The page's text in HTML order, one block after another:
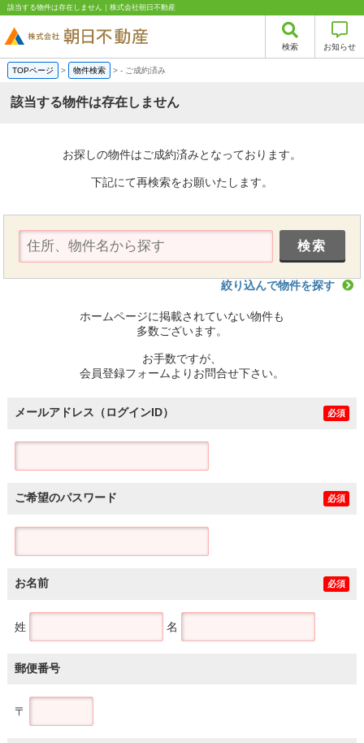
該当する物件は存在しません｜株式会社朝日不動産
検索 お知らせ
TOPページ > 物件検索 >- ご成約済み
該当する物件は存在しません
お探しの物件はご成約済みとなっております。
下記にて再検索をお願いたします。
絞り込んで物件を探す
ホームページに掲載されていない物件も
多数ございます。
お手数ですが、
会員登録フォームよりお問合せ下さい。
メールアドレス（ログインID） 必須
ご希望のパスワード 必須
お名前 必須
姓 名
郵便番号
〒